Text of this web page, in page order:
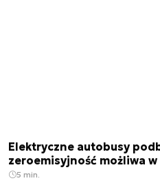
Elektryczne autobusy
zeroemisyjność możliwa w
5 min.